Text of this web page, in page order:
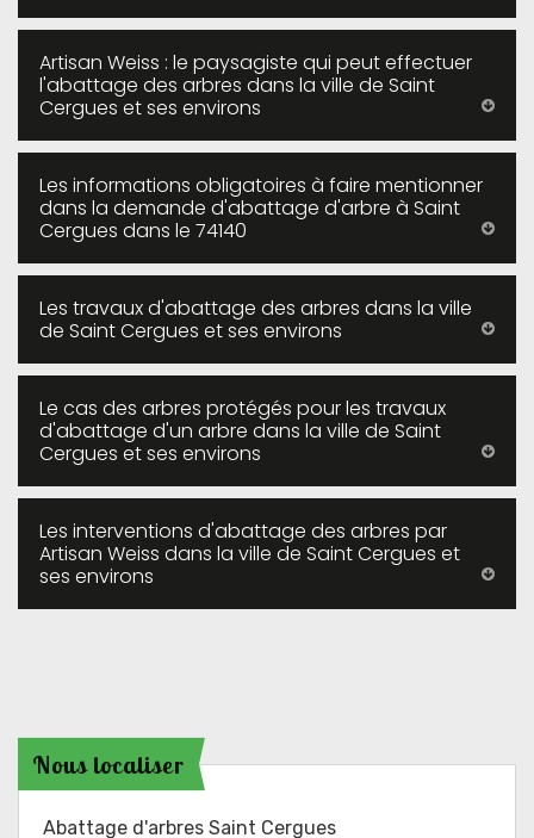
Artisan Weiss : le paysagiste qui peut effectuer
l'abattage des arbres dans la ville de Saint
Cergues et ses environs
Les informations obligatoires à faire mentionner
dans la demande d'abattage d'arbre à Saint
Cergues dans le 74140
Les travaux d'abattage des arbres dans la ville
de Saint Cergues et ses environs
Le cas des arbres protégés pour les travaux
d'abattage d'un arbre dans la ville de Saint
Cergues et ses environs
Les interventions d'abattage des arbres par
Artisan Weiss dans la ville de Saint Cergues et
ses environs
Nous localiser
Abattage d'arbres Saint Cergues